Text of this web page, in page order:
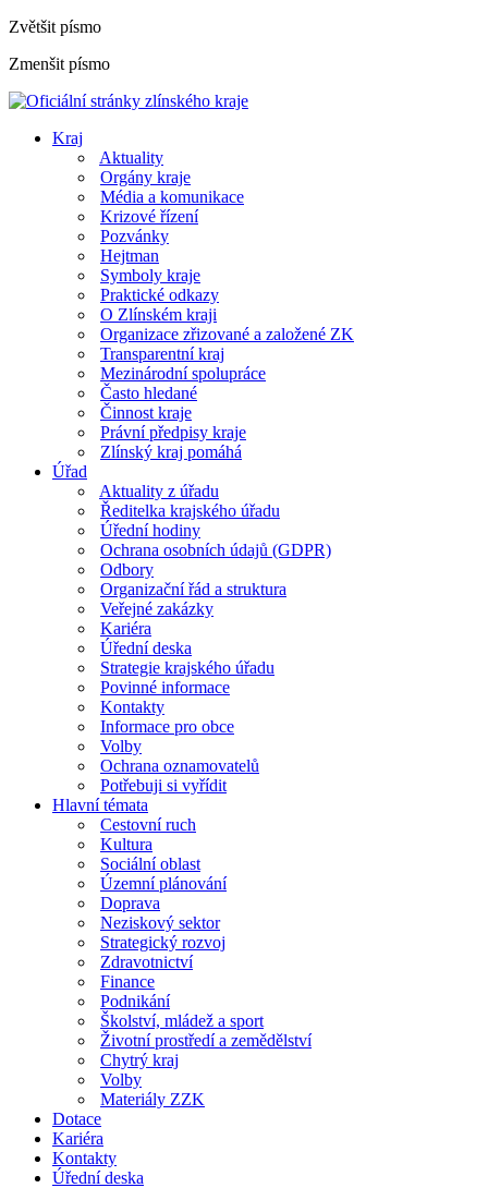
Zvětšit písmo
Zmenšit písmo
Kraj
Aktuality
Orgány kraje
Média a komunikace
Krizové řízení
Pozvánky
Hejtman
Symboly kraje
Praktické odkazy
O Zlínském kraji
Organizace zřizované a založené ZK
Transparentní kraj
Mezinárodní spolupráce
Často hledané
Činnost kraje
Právní předpisy kraje
Zlínský kraj pomáhá
Úřad
Aktuality z úřadu
Ředitelka krajského úřadu
Úřední hodiny
Ochrana osobních údajů (GDPR)
Odbory
Organizační řád a struktura
Veřejné zakázky
Kariéra
Úřední deska
Strategie krajského úřadu
Povinné informace
Kontakty
Informace pro obce
Volby
Ochrana oznamovatelů
Potřebuji si vyřídit
Hlavní témata
Cestovní ruch
Kultura
Sociální oblast
Územní plánování
Doprava
Neziskový sektor
Strategický rozvoj
Zdravotnictví
Finance
Podnikání
Školství, mládež a sport
Životní prostředí a zemědělství
Chytrý kraj
Volby
Materiály ZZK
Dotace
Kariéra
Kontakty
Úřední deska